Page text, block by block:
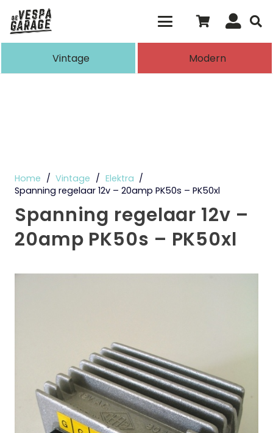
de resultaten voor automatisch
Vintage Modern
Home / Vintage / Elektra /
Spanning regelaar 12v – 20amp PK50s – PK50xl
Spanning regelaar 12v –
20amp PK50s – PK50xl